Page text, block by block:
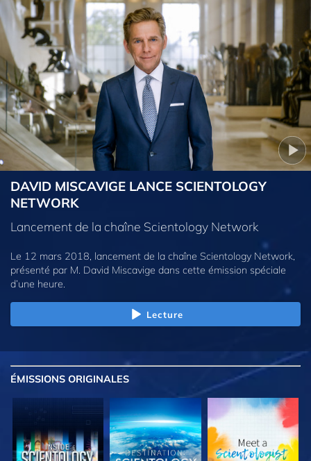
DAVID MISCAVIGE LANCE SCIENTOLOGY
NETWORK
Lancement de la chaîne Scientology Network
Le 12 mars 2018, lancement de la chaîne Scientology Network,
présenté par M. David Miscavige dans cette émission spéciale
d’une heure.
Lecture
ÉMISSIONS ORIGINALES